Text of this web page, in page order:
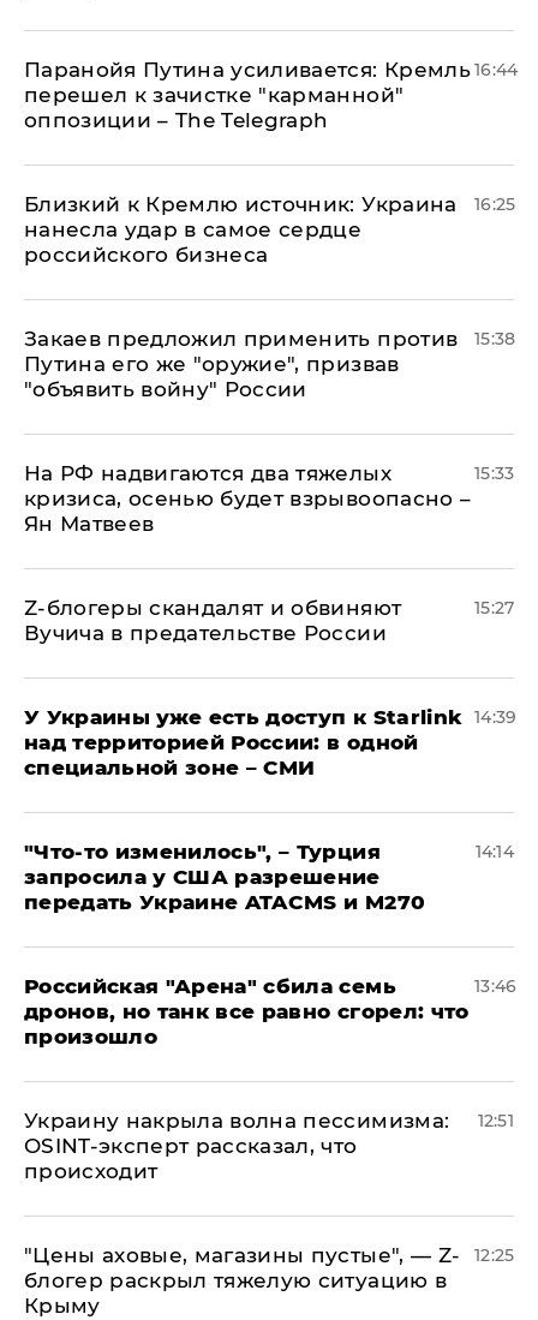
Паранойя Путина усиливается: Кремль
перешел к зачистке "карманной"
оппозиции – The Telegraph
16:44
Близкий к Кремлю источник: Украина
нанесла удар в самое сердце
российского бизнеса
16:25
Закаев предложил применить против
Путина его же "оружие", призвав
"объявить войну" России
15:38
На РФ надвигаются два тяжелых
кризиса, осенью будет взрывоопасно –
Ян Матвеев
15:33
Z-блогеры скандалят и обвиняют
Вучича в предательстве России
15:27
У Украины уже есть доступ к Starlink
над территорией России: в одной
специальной зоне – СМИ
14:39
​"Что-то изменилось", – Турция
запросила у США разрешение
передать Украине ATACMS и M270
14:14
​Российская "Арена" сбила семь
дронов, но танк все равно сгорел: что
произошло
13:46
​Украину накрыла волна пессимизма:
OSINT-эксперт рассказал, что
происходит
12:51
​"Цены аховые, магазины пустые", — Z-
блогер раскрыл тяжелую ситуацию в
Крыму
12:25